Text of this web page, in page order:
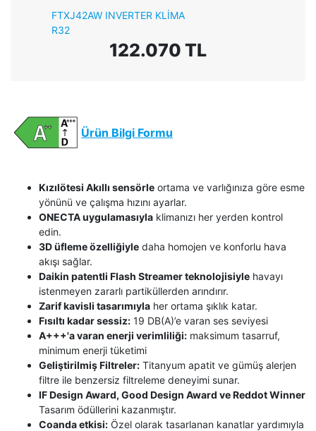
FTXJ42AW INVERTER KLİMA
R32
122.070 TL
Ürün Bilgi Formu
Kızılötesi Akıllı sensörle ortama ve varlığınıza göre esme
yönünü ve çalışma hızını ayarlar.
ONECTA uygulamasıyla klimanızı her yerden kontrol
edin.
3D üfleme özelliğiyle daha homojen ve konforlu hava
akışı sağlar.
Daikin patentli Flash Streamer teknolojisiyle havayı
istenmeyen zararlı partiküllerden arındırır.
Zarif kavisli tasarımıyla her ortama şıklık katar.
Fısıltı kadar sessiz: 19 DB(A)’e varan ses seviyesi
A+++'a varan enerji verimliliği: maksimum tasarruf,
minimum enerji tüketimi
Geliştirilmiş Filtreler: Titanyum apatit ve gümüş alerjen
filtre ile benzersiz filtreleme deneyimi sunar.
IF Design Award, Good Design Award ve Reddot Winner
Tasarım ödüllerini kazanmıştır.
Coanda etkisi: Özel olarak tasarlanan kanatlar yardımıyla